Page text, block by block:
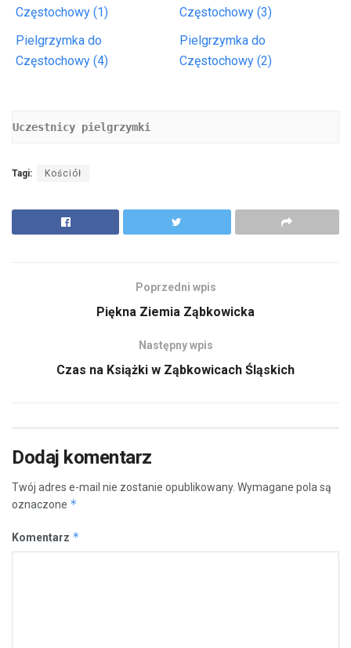
Częstochowy (1)
Częstochowy (3)
Pielgrzymka do
Częstochowy (4)
Pielgrzymka do
Częstochowy (2)
Uczestnicy pielgrzymki
Tagi: Kościół
Poprzedni wpis
Piękna Ziemia Ząbkowicka
Następny wpis
Czas na Książki w Ząbkowicach Śląskich
Dodaj komentarz
Twój adres e-mail nie zostanie opublikowany. Wymagane pola są
oznaczone *
Komentarz *